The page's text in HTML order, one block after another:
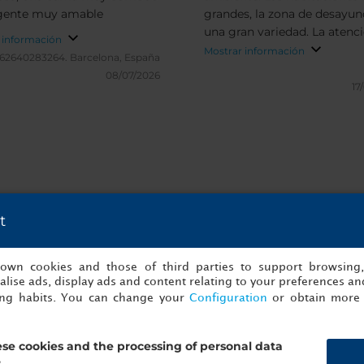
muy amable
información
Barcelona, España
08/07/2026
grandes, la zona de
una gran variedad. La
los camareros excelente,
atentos con las niñas. El
zona de gym y jacuzzi está
cerca del hotel. Volveré
Mostrar información
y verificadas de NH Ourense
cookies and those of third parties to support
ads, display ads and content relating to your preferences
habits. You can change your Configuration or obtain
cookies and the processing of personal data